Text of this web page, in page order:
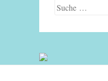
Suche nach: